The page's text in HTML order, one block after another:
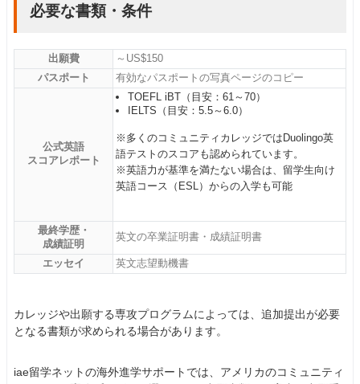
必要な書類・条件
出願費
～US$150
パスポート
有効なパスポートの写真ページのコピー
公式英語
スコアレポート
TOEFL iBT（目安：61～70）
IELTS（目安：5.5～6.0）
※多くのコミュニティカレッジではDuolingo英
語テストのスコアも認められています。
※英語力が基準を満たない場合は、留学生向け
英語コース（ESL）からの入学も可能
最終学歴・
成績証明
英文の卒業証明書・成績証明書
エッセイ 英文志望動機書
カレッジや出願する専攻プログラムによっては、追加提出が必要
となる書類が求められる場合があります。
iae留学ネットの海外進学サポートでは、アメリカのコミュニティ